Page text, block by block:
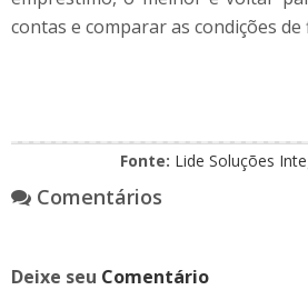
contas e comparar as condições
Fonte: Lide Soluções
Comentários
Deixe seu Comentário